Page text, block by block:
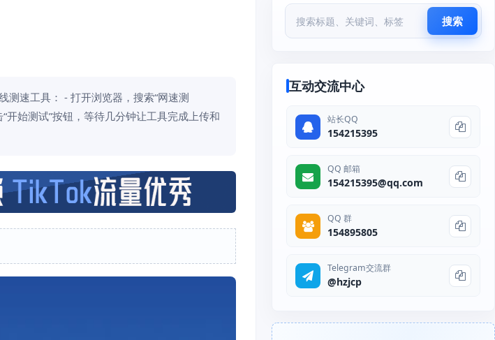
测速工具： - 打开浏览器，搜索“网速测
始测试”按钮，等待几分钟让工具完成上传和
搜索
互动交流中心
站长QQ
154215395
QQ 邮箱
154215395@qq.com
QQ 群
154895805
Telegram交流群
@hzjcp